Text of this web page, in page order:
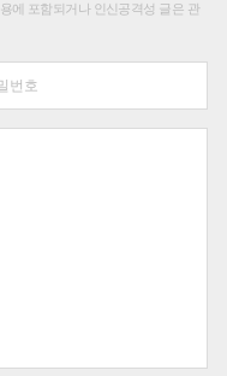
에 포함되거나 인신공격성 글은 관